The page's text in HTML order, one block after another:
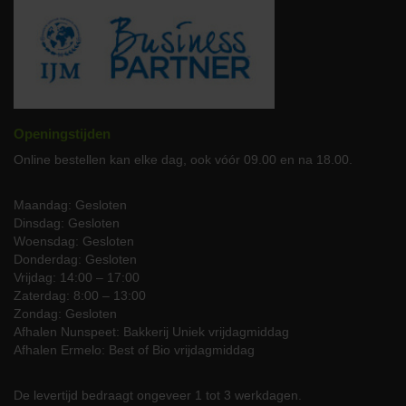
Bestel uw biologische runderlende-
rollade nu
Ervaar de luxe van hoogwaardig, biologisch vlees met onze
zorgvuldig verpakt en gekoeld geleverd, zodat u thuis kunt
genieten van de beste kwaliteit.
Heeft u vragen of speciale wensen?
Ons team staat klaar om u te helpen met al uw vragen of speciale
verzoeken. Neem gerust
bel ons op 06-51085943
ervaring met JP Puurvlees onvergetelijk wordt.
Openingstijden
Online bestellen kan elke dag, ook vóór 09.00 en na 18.00.
Maandag: Gesloten
Dinsdag: Gesloten
Woensdag: Gesloten
Donderdag: Gesloten
Vrijdag: 14:00 – 17:00
Zaterdag: 8:00 – 13:00
Zondag: Gesloten
Afhalen Nunspeet: Bakkerij Uniek vrijdagmiddag
Afhalen Ermelo: Best of Bio vrijdagmiddag
De levertijd bedraagt ongeveer 1 tot 3 werkdagen.